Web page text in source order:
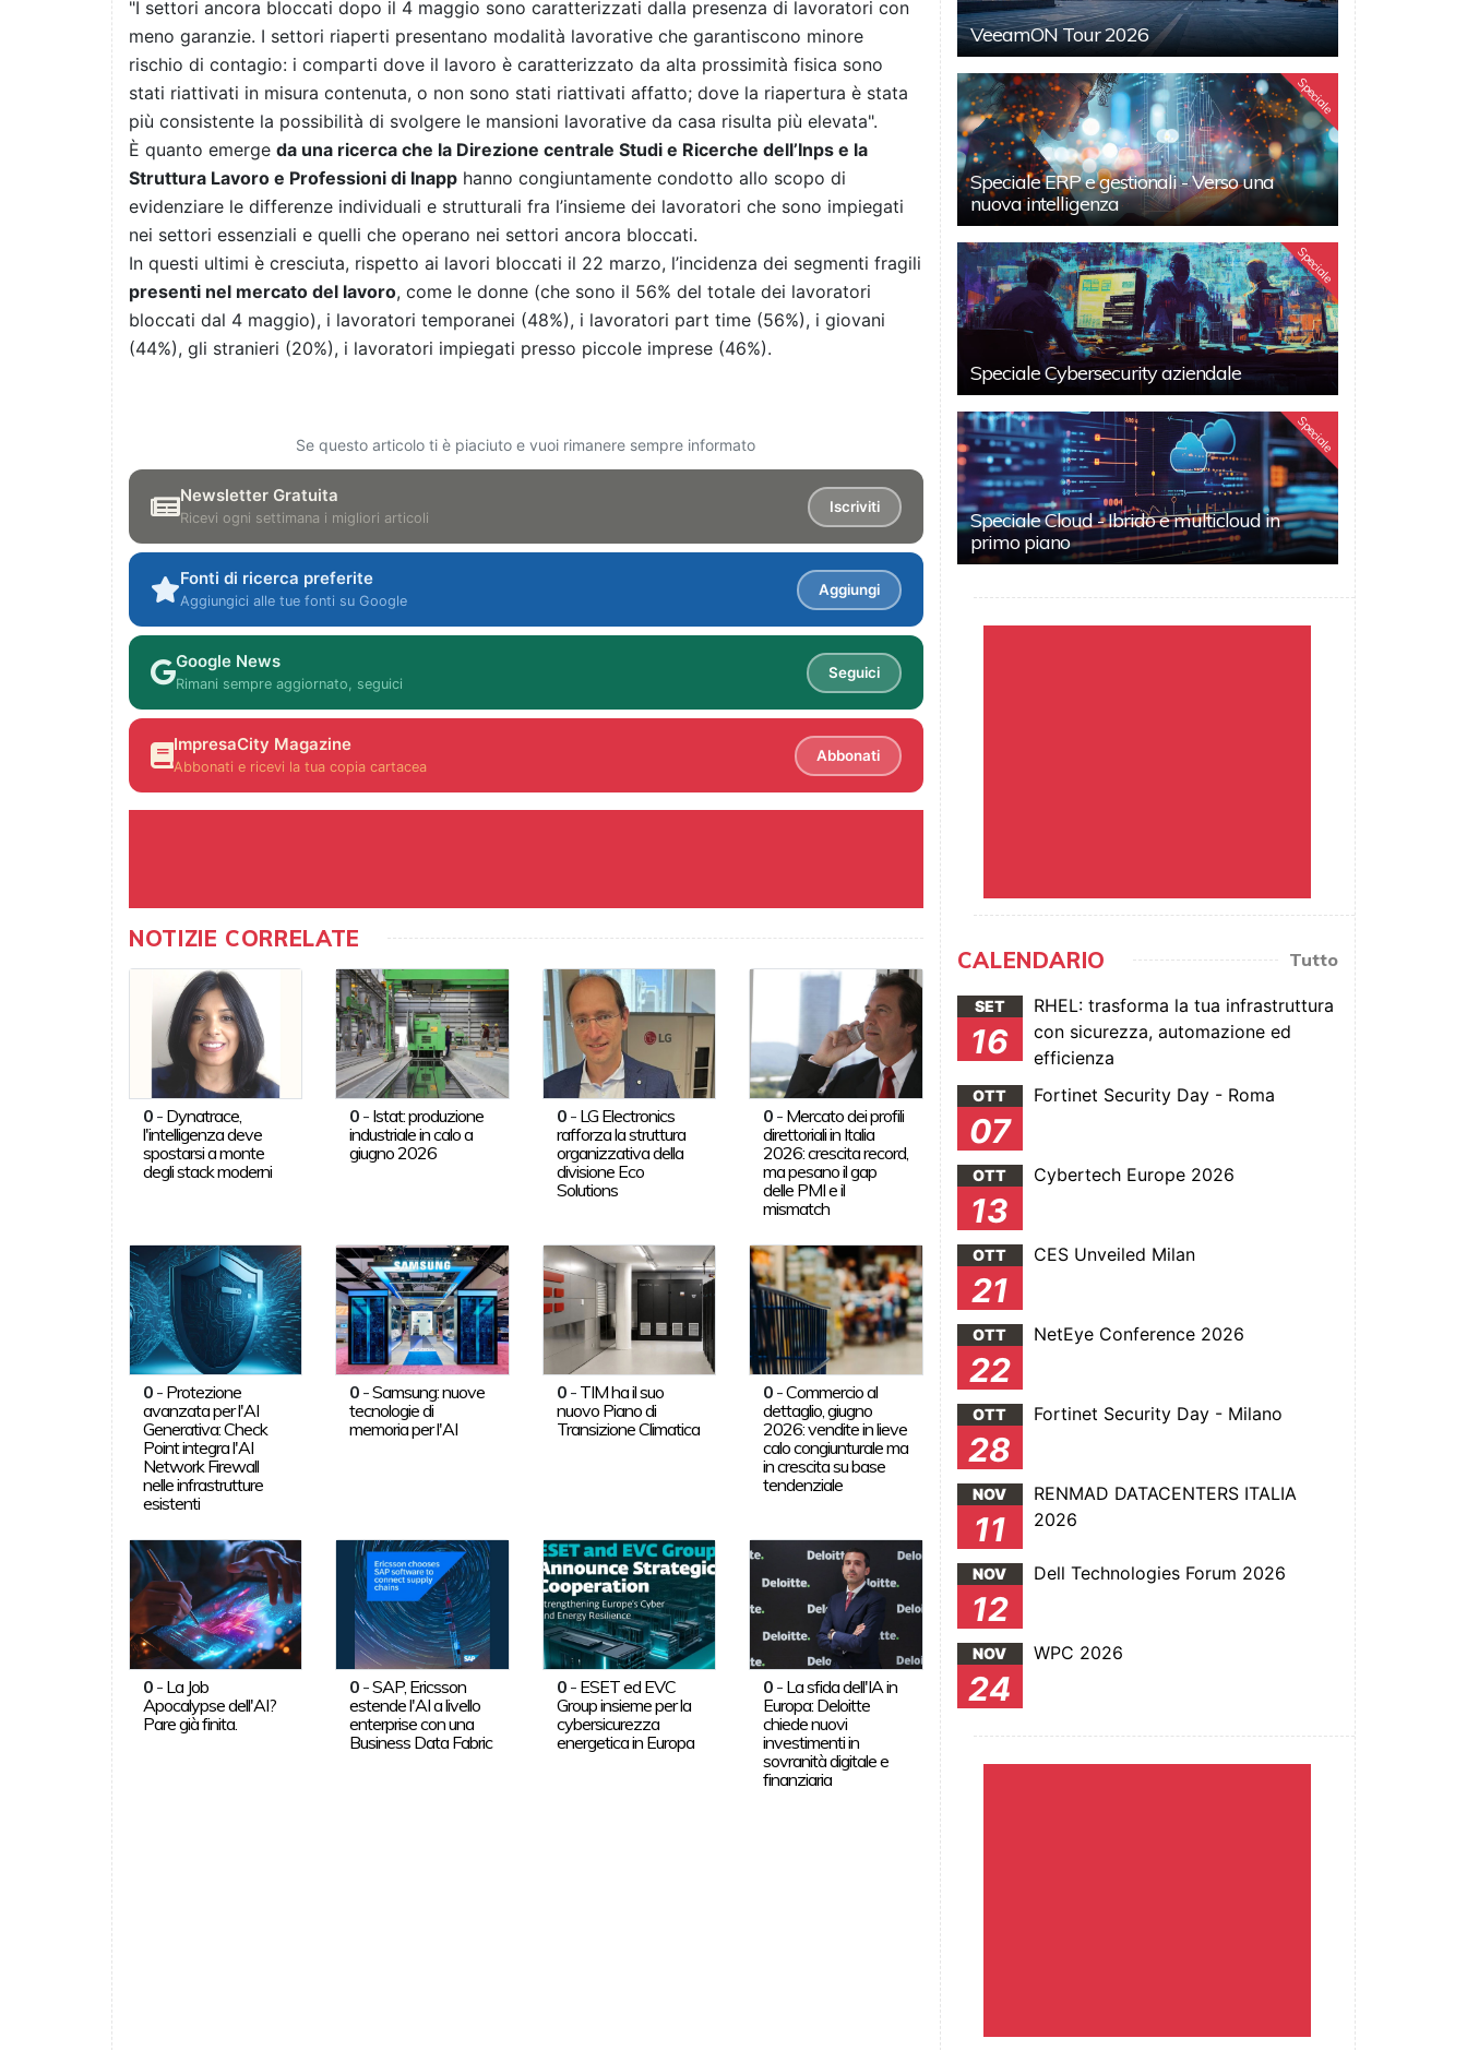
"I settori ancora bloccati dopo il 4 maggio sono caratterizzati dalla presenza di lavoratori con
meno garanzie. I settori riaperti presentano modalità lavorative che garantiscono minore
rischio di contagio: i comparti dove il lavoro è caratterizzato da alta prossimità fisica sono
stati riattivati in misura contenuta, o non sono stati riattivati affatto; dove la riapertura è stata
più consistente la possibilità di svolgere le mansioni lavorative da casa risulta più elevata".
È quanto emerge da una ricerca che la Direzione centrale Studi e Ricerche dell’Inps e la
Struttura Lavoro e Professioni di Inapp hanno congiuntamente condotto allo scopo di
evidenziare le differenze individuali e strutturali fra l’insieme dei lavoratori che sono impiegati
nei settori essenziali e quelli che operano nei settori ancora bloccati.
In questi ultimi è cresciuta, rispetto ai lavori bloccati il 22 marzo, l’incidenza dei segmenti fragili
presenti nel mercato del lavoro, come le donne (che sono il 56% del totale dei lavoratori
bloccati dal 4 maggio), i lavoratori temporanei (48%), i lavoratori part time (56%), i giovani
(44%), gli stranieri (20%), i lavoratori impiegati presso piccole imprese (46%).
Se questo articolo ti è piaciuto e vuoi rimanere sempre informato
Newsletter Gratuita
Ricevi ogni settimana i migliori articoli
Iscriviti
Fonti di ricerca preferite
Aggiungici alle tue fonti su Google
Aggiungi
Google News
Rimani sempre aggiornato, seguici
Seguici
ImpresaCity Magazine
Abbonati e ricevi la tua copia cartacea
Abbonati
NOTIZIE CORRELATE
0- Dynatrace,
l'intelligenza deve
spostarsi a monte
degli stack moderni
0 - Istat: produzione
industriale in calo a
giugno 2026
0- LG Electronics
rafforza la struttura
organizzativa della
divisione Eco
Solutions
0 - Mercato dei profili
direttoriali in Italia
2026: crescita record,
ma pesano il gap
delle PMI e il
mismatch
0- Protezione
avanzata per l'AI
Generativa: Check
Point integra l'AI
Network Firewall
nelle infrastrutture
esistenti
0 -Samsung: nuove
tecnologie di
memoria per l'AI
0- TIM ha il suo
nuovo Piano di
Transizione Climatica
0 -Commercio al
dettaglio, giugno
2026: vendite in lieve
calo congiunturale ma
in crescita su base
tendenziale
0- La Job
Apocalypse dell'AI?
Pare già finita.
0 -SAP, Ericsson
estende l'AI a livello
enterprise con una
Business Data Fabric
0- ESET ed EVC
Group insieme per la
cybersicurezza
energetica in Europa
0 - La sfida dell'IA in
Europa: Deloitte
chiede nuovi
investimenti in
sovranità digitale e
finanziaria
VeeamON Tour 2026
Speciale
Speciale ERP e gestionali - Verso una
nuova intelligenza
Speciale
Speciale Cybersecurity aziendale
Speciale
Speciale Cloud - Ibrido e multicloud in
primo piano
CALENDARIO Tutto
SET
16
RHEL: trasforma la tua infrastruttura
con sicurezza, automazione ed
efficienza
OTT
07
Fortinet Security Day - Roma
OTT
13
Cybertech Europe 2026
OTT
21
CES Unveiled Milan
OTT
22
NetEye Conference 2026
OTT
28
Fortinet Security Day - Milano
NOV
11
RENMAD DATACENTERS ITALIA
2026
NOV
12
Dell Technologies Forum 2026
NOV
24
WPC 2026